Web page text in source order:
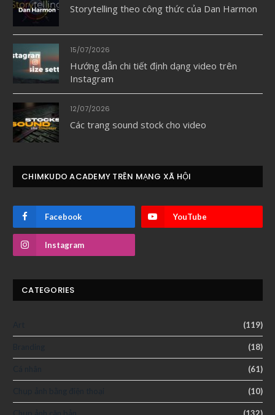
Storytelling theo công thức của Dan Harmon
15/07/2026
Hướng dẫn chi tiết định dạng video trên
Instagram
12/07/2026
Các trang sound stock cho video
CHIMKUDO ACADEMY TRÊN MẠNG XÃ HỘI
Facebook YouTube
Instagram
CATEGORIES
(119)
(18)
(61)
(10)